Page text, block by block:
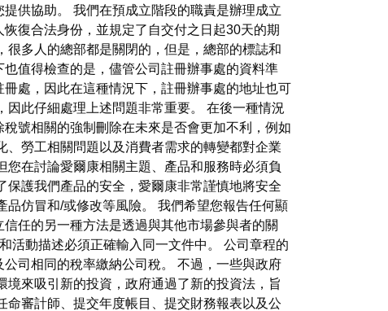
供協助。 我們在預成立階段的職責是辦理成立
復合法身份，並規定了自交付之日起30天的期
多人的總部都是關閉的，但是，總部的標誌和
值得檢查的是，儘管公司註冊辦事處的資料準
處，因此在這種情況下，註冊辦事處的地址也可
此仔細處理上述問題非常重要。 在後一種情況
號相關的強制刪除在未來是否會更加不利，例如
勞工相關問題以及消費者需求的轉變都對企業
在討論愛爾康相關主題、產品和服務時必須負
護我們產品的安全，愛爾康非常謹慎地將安全
品仿冒和/或修改等風險。 我們希望您報告任何顯
任的另一種方法是透過與其他市場參與者的關
活動描述必須正確輸入同一文件中。 公司章程的
司相同的稅率繳納公司稅。 不過，一些與政府
來吸引新的投資，政府通過了新的投資法，旨
審計師、提交年度帳目、提交財務報表以及公